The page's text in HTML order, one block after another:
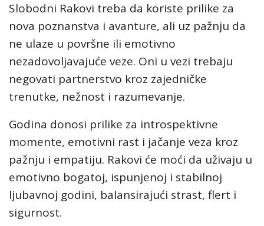
Slobodni Rakovi treba da koriste prilike za
nova poznanstva i avanture, ali uz pažnju da
ne ulaze u površne ili emotivno
nezadovoljavajuće veze. Oni u vezi trebaju
negovati partnerstvo kroz zajedničke
trenutke, nežnost i razumevanje.
Godina donosi prilike za introspektivne
momente, emotivni rast i jačanje veza kroz
pažnju i empatiju. Rakovi će moći da uživaju u
emotivno bogatoj, ispunjenoj i stabilnoj
ljubavnoj godini, balansirajući strast, flert i
sigurnost.